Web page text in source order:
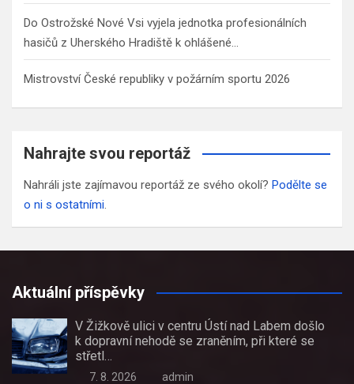
Do Ostrožské Nové Vsi vyjela jednotka profesionálních
hasičů z Uherského Hradiště k ohlášené…
Mistrovství České republiky v požárním sportu 2026
Nahrajte svou reportáž
Nahráli jste zajímavou reportáž ze svého okolí? Podělte se
o ni s ostatními.
Aktuální příspěvky
V Žižkově ulici v centru Ústí nad Labem došlo
k dopravní nehodě se zraněním, při které se
střetl…
7. 8. 2026 admin